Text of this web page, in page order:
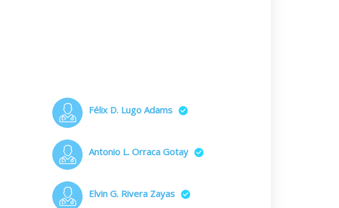
Félix D. Lugo Adams
Antonio L. Orraca Gotay
Elvin G. Rivera Zayas